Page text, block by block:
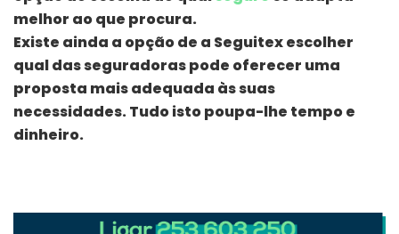
melhor ao que procura.
Existe ainda a opção de a Seguitex escolher
qual das seguradoras pode oferecer uma
proposta mais adequada às suas
necessidades. Tudo isto poupa-lhe tempo e
dinheiro.